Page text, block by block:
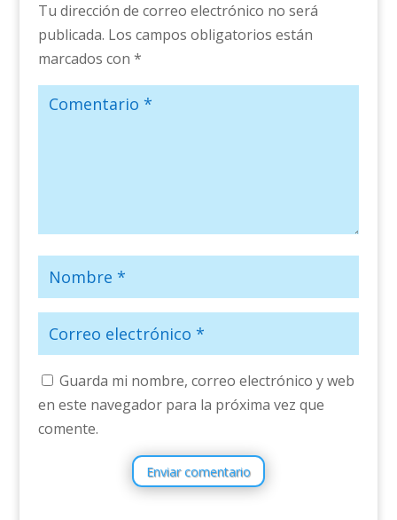
Tu dirección de correo electrónico no será
publicada. Los campos obligatorios están
marcados con *
Guarda mi nombre, correo electrónico y web
en este navegador para la próxima vez que
comente.
Enviar comentario